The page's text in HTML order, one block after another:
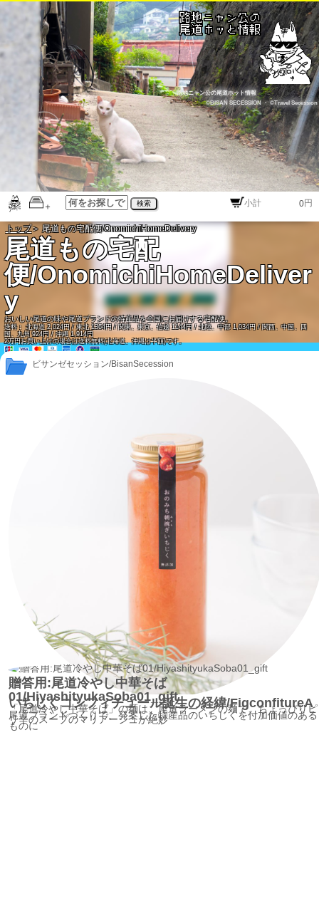
路地ニャン公の尾道ホット情報
©BISAN SECESSION
・©Travel Secession
検索 円
トップ＞ 尾道もの宅配便/OnomichiHomeDelivery
尾道もの宅配
便/OnomichiHomeDeliver
y
おいしい尾道の味や尾道ブランドの特産品を全国にお届けする宅配便。
送料： 北海道 2,024円 / 東北 1364円 / 関東、東京、信越 1144円 / 北陸、中部 1,034円 / 関西、中国、四
国、九州 924円 / 沖縄 1,914円
2万円お買い上げの場合は送料無料(北海道、沖縄は半額)です。
ビサンゼセッション/BisanSecession
いちじくコンフィチュール誕生の経緯/FigconfitureA
尾道ブランドづくりで、発案した特産品のいちじくを付加価値のある
ものに
贈答用:尾道冷やし中華そば
01/HiyashityukaSoba01_gift
「尾道冷やし中華そば」の麺は、尾道ラーメンの麺で、ちょっぴりピ
リ辛のスープのマリアージュが絶妙